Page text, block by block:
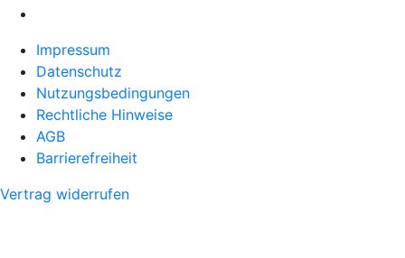
Impressum
Datenschutz
Nutzungsbedingungen
Rechtliche Hinweise
AGB
Barrierefreiheit
Vertrag widerrufen